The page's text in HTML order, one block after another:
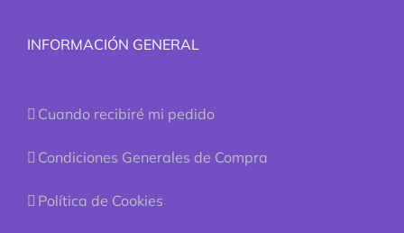
INFORMACIÓN GENERAL
Cuando recibiré mi pedido
Condiciones Generales de Compra
Política de Cookies